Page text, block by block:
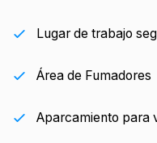
Lugar de trabajo
Área de Fumadores
Aparcamiento para